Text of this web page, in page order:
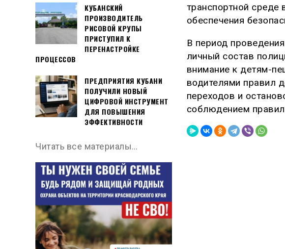
транспортной среде
обеспечения
В период
личный состав
внимание к детям-
водителями правил
переходов и
соблюдением
КУБАНСКИЙ
ПРОИЗВОДИТЕЛЬ
РИСОВОЙ КРУПЫ
ПРИСТУПИЛ К
ПЕРЕНАСТРОЙКЕ
ПРОЦЕССОВ
ПРЕДПРИЯТИЯ КУБАНИ
ПОЛУЧИЛИ НОВЫЙ
ЦИФРОВОЙ ИНСТРУМЕНТ
ДЛЯ ПОВЫШЕНИЯ
ЭФФЕКТИВНОСТИ
Читать все материалы…